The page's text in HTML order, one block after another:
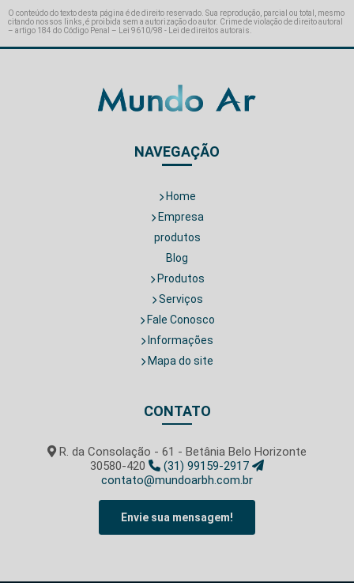
O conteúdo do texto desta página é de direito reservado. Sua reprodução, parcial ou total, mesmo
citando nossos links, é proibida sem a autorização do autor. Crime de violação de direito autoral
– artigo 184 do Código Penal –
Lei 9610/98 - Lei de direitos autorais
NAVEGAÇÃO
Home
Empresa
produtos
Blog
Produtos
Serviços
Fale Conosco
Informações
Mapa do site
CONTATO
R. da Consolação - 61 - Betânia Belo Horizonte
30580-420
(31) 99159-2917
contato@mundoarbh.com.br
Envie sua mensagem!